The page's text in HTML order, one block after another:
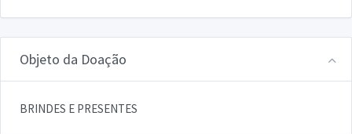
Objeto da Doação
BRINDES E PRESENTES